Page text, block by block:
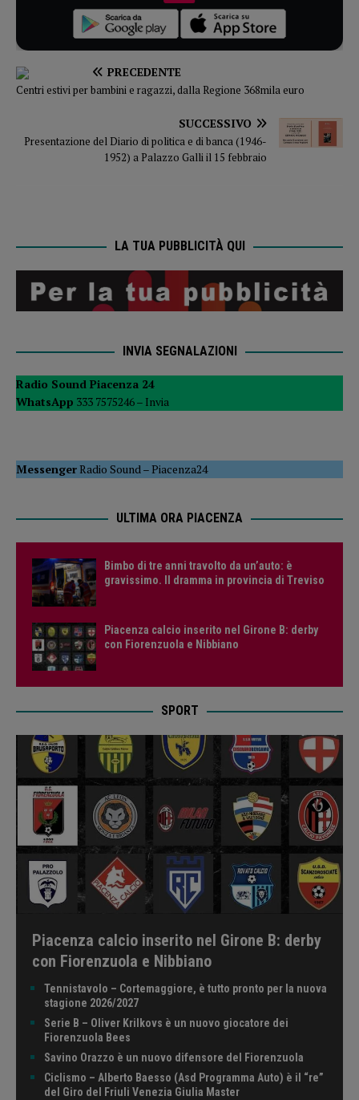
PRECEDENTE
Centri estivi per bambini e ragazzi, dalla Regione 368mila euro
SUCCESSIVO
Presentazione del Diario di politica e di banca (1946-
1952) a Palazzo Galli il 15 febbraio
LA TUA PUBBLICITÀ QUI
INVIA SEGNALAZIONI
Radio Sound Piacenza 24
WhatsApp 333 7575246 – Invia
MessengerRadio Sound–Piacenza24
ULTIMA ORA PIACENZA
Bimbo di tre anni travolto da un’auto: è
gravissimo. Il dramma in provincia di Treviso
Piacenza calcio inserito nel Girone B: derby
con Fiorenzuola e Nibbiano
SPORT
Piacenza calcio inserito nel Girone B: derby
con Fiorenzuola e Nibbiano
Tennistavolo – Cortemaggiore, è tutto pronto per la nuova
stagione 2026/2027
Serie B – Oliver Krilkovs è un nuovo giocatore dei
Fiorenzuola Bees
Savino Orazzo è un nuovo difensore del Fiorenzuola
Ciclismo – Alberto Baesso (Asd Programma Auto) è il “re”
del Giro del Friuli Venezia Giulia Master